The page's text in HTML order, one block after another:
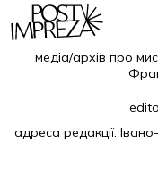
медіа/архів про
адреса редакції: